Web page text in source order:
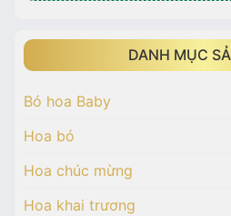
DANH MỤC
Bó hoa Baby
Hoa bó
Hoa chúc mừng
Hoa khai trương